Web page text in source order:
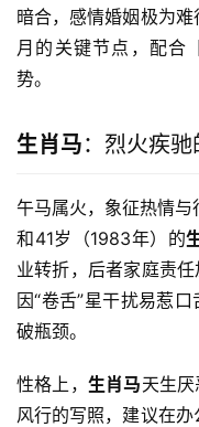
暗合，感情婚姻极为
月的关键节点，配合
势。
生肖马：烈火疾
午马属火，象征热情
和41岁（1983年）的
业转折，后者家庭责
因“卷舌”星干扰易惹
破瓶颈。
性格上， 生肖马天生
风行的写照，建议在